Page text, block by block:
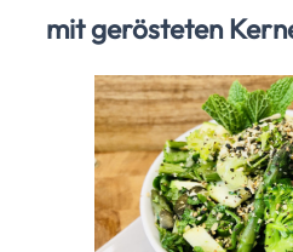
mit gerösteten